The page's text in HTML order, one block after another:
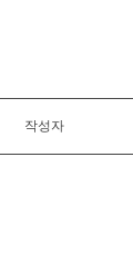
작성자